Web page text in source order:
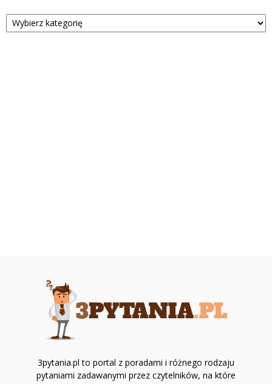
Kategorie
3pytania.pl to portal z poradami i różnego rodzaju
pytaniami zadawanymi przez czytelników, na które